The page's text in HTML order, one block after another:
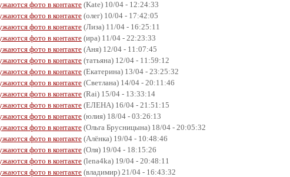
фото в контакте (Kate) 10/04 - 12:24:33
фото в контакте (олег) 10/04 - 17:42:05
фото в контакте (Лиза) 11/04 - 16:25:11
фото в контакте (ира) 11/04 - 22:23:33
фото в контакте (Аня) 12/04 - 11:07:45
фото в контакте (татьяна) 12/04 - 11:59:12
фото в контакте (Екатерина) 13/04 - 23:25:32
фото в контакте (Светлана) 14/04 - 20:11:46
фото в контакте (Rai) 15/04 - 13:33:14
фото в контакте (ЕЛЕНА) 16/04 - 21:51:15
фото в контакте (юлия) 18/04 - 03:26:13
фото в контакте (Ольга Брусницына) 18/04 - 20:05:32
фото в контакте (Алёнка) 19/04 - 10:48:46
фото в контакте (Оля) 19/04 - 18:15:26
фото в контакте (lena4ka) 19/04 - 20:48:11
фото в контакте (владимир) 21/04 - 16:43:32